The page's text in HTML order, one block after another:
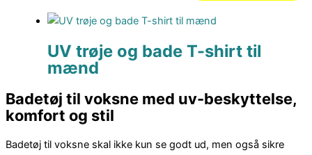
UV trøje og bade T-shirt til
mænd
Badetøj til voksne med uv-beskyttelse,
komfort og stil
Badetøj til voksne skal ikke kun se godt ud, men også sikre